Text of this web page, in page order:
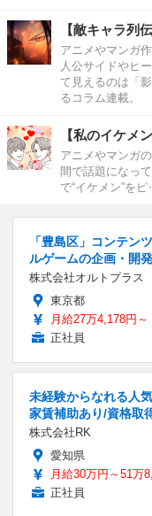
【敵キャラ列
アニメやマンガ
人公サイドやヒ
て見えるのは「
るコラム連載。
【私のイケメ
アニメやマンガ
間で話題になっ
で“イケメン”を
「豊島区」コンテン
ルゲームの企画・開
株式会社オルトプラス
東京都
月給27万4,178円～
正社員
未経験からなれる人
家賃補助あり/資格取
株式会社RK
愛知県
月給30万円～51万
正社員